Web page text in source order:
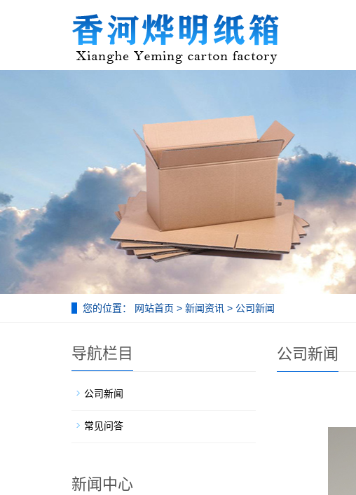
您的位置： 网站首页 > 新闻资讯 > 公司新闻
公司新闻
导航栏目
公司新闻
常见问答
新闻中心